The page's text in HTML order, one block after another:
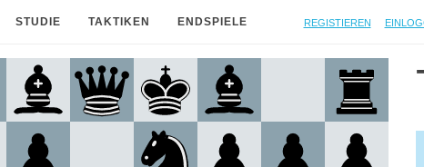
STUDIE TAKTIKEN ENDSPIELE Registieren